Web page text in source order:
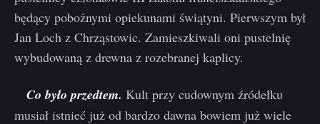
będący pobożnymi opiekunami świątyni. Pierwszym był
Jan Loch z Chrząstowic. Zamieszkiwali oni pustelnię
wybudowaną z drewna z rozebranej kaplicy.
Co było przedtem. Kult przy cudownym źródełku
musiał istnieć już od bardzo dawna bowiem już wiele